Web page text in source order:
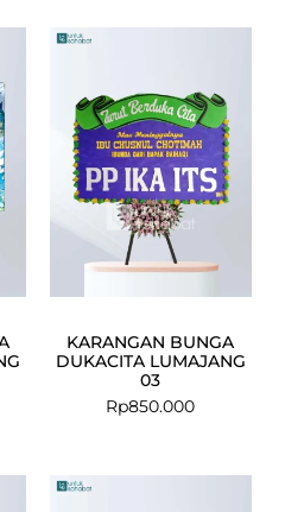
KARANGAN BUNGA
DUKACITA LUMAJANG
03
Rp850.000